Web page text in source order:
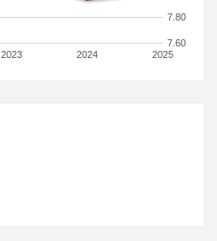
2023 2024 2025
7.60
7.80